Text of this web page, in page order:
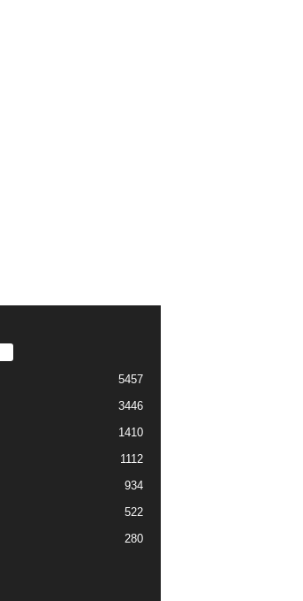
5457
3446
1410
1112
934
522
280